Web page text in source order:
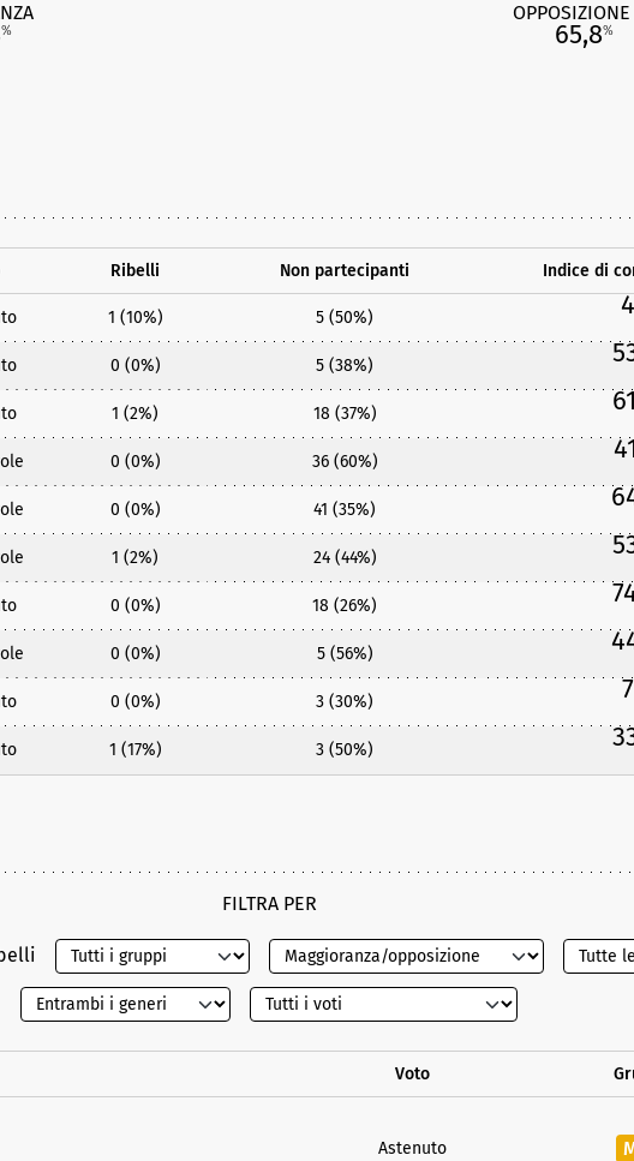
%
OPPOSIZIONE
65,8%
Ribelli Non partecipanti Indice di
1 (10%) 5 (50%)
0 (0%) 5 (38%)
1 (2%) 18 (37%)
0 (0%) 36 (60%)
0 (0%) 41 (35%)
1 (2%) 24 (44%)
0 (0%) 18 (26%)
0 (0%) 5 (56%)
0 (0%) 3 (30%)
1 (17%) 3 (50%)
FILTRA PER
Voto
Astenuto